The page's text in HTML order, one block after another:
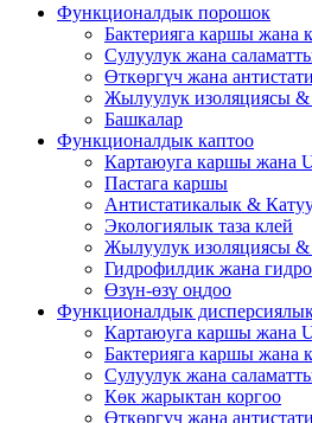
Функционалдык порошок
Бактерияга каршы жана
Сулуулук жана
Өткөргүч жана
Жылуулук изоляциясы
Башкалар
Функционалдык каптоо
Картаюуга каршы жана
Пастага каршы
Антистатикалык &
Экологиялык таза клей
Жылуулук изоляциясы
Гидрофилдик жана
Өзүн-өзү оңдоо
Функционалдык
Картаюуга каршы жана
Бактерияга каршы жана
Сулуулук жана
Көк жарыктан коргоо
Өткөргүч жана